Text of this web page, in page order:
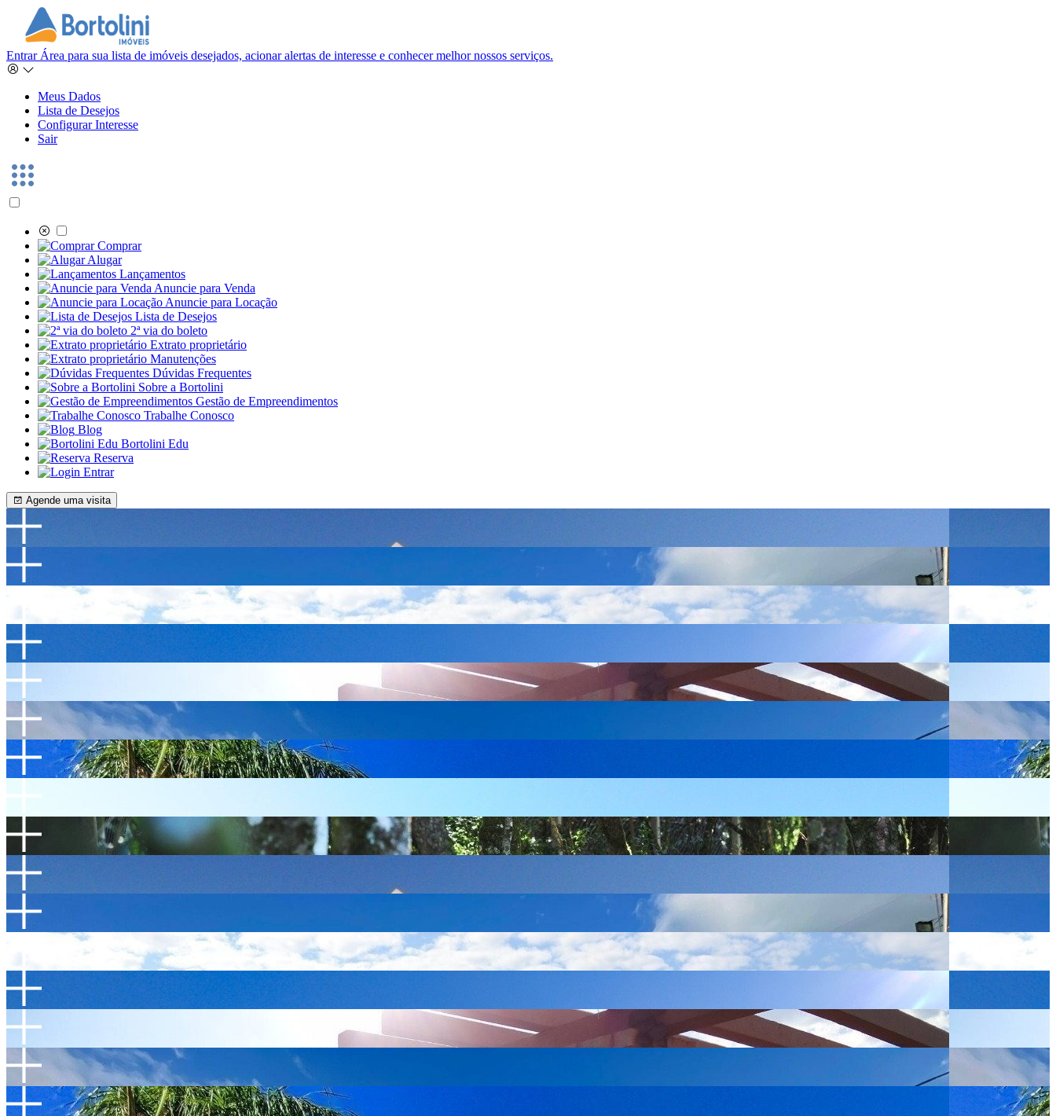
Entrar Área para sua lista de imóveis desejados, acionar alertas de interesse e conhecer melhor nossos serviços.
Meus Dados
Lista de Desejos
Configurar Interesse
Sair
Comprar
Alugar
Lançamentos
Anuncie para Venda
Anuncie para Locação
Lista de Desejos
2ª via do boleto
Extrato proprietário
Manutenções
Dúvidas Frequentes
Sobre a Bortolini
Gestão de Empreendimentos
Trabalhe Conosco
Blog
Bortolini Edu
Reserva
Entrar
Agende uma visita